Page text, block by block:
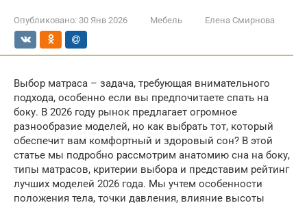
Опубликовано: 30 Янв 2026 Мебель Елена Смирнова
Выбор матраса – задача, требующая внимательного
подхода, особенно если вы предпочитаете спать на
боку. В 2026 году рынок предлагает огромное
разнообразие моделей, но как выбрать тот, который
обеспечит вам комфортный и здоровый сон? В этой
статье мы подробно рассмотрим анатомию сна на боку,
типы матрасов, критерии выбора и представим рейтинг
лучших моделей 2026 года. Мы учтем особенности
положения тела, точки давления, влияние высоты